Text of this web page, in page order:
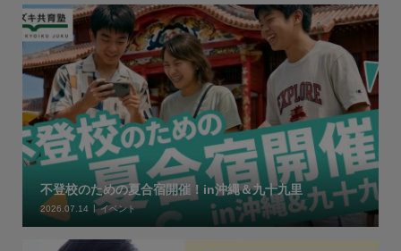
不登校のための夏合宿開催！in沖縄＆九十九里
2026.07.14 イベント